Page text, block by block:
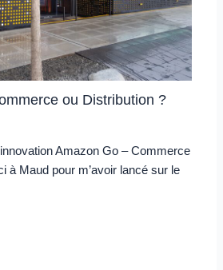
ou Distribution ?
Amazon Go – Commerce
à Maud pour m’avoir lancé sur le